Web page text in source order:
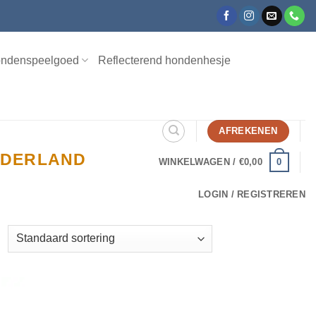
Reflecterend hondenhesje
AFREKENEN
WINKELWAGEN / €0,00 0
LOGIN / REGISTREREN